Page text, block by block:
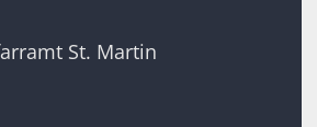
St. Martin